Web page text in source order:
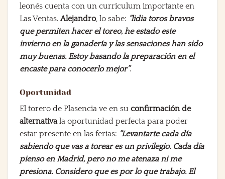
leonés cuenta con un currículum importante en
Las Ventas.Alejandro, lo sabe: “lidia toros bravos
que permiten hacer el toreo, he estado este
invierno en la ganadería y las sensaciones han sido
muy buenas. Estoy basando la preparación en el
encaste para conocerlo mejor”.
Oportunidad
El torero de Plasencia ve en su confirmación de
alternativala oportunidad perfecta para poder
estar presente en las ferias: “Levantarte cada día
sabiendo que vas a torear es un privilegio. Cada día
pienso en Madrid, pero no me atenaza ni me
presiona. Considero que es por lo que trabajo. El